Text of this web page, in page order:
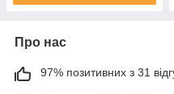
Про нас
97% позитивних з 31